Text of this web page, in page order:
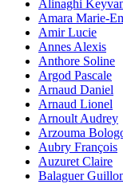
Alinaghi
Amara Marie-
Amir Lucie
Annes Alexis
Anthore Soline
Argod Pascale
Arnaud Daniel
Arnaud Lionel
Arnoult Audrey
Arzouma
Aubry François
Auzuret Claire
Balaguer